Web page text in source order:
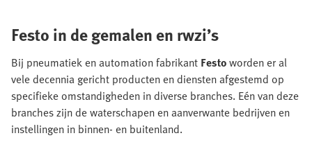
Festo in de gemalen en rwzi’s
Bij pneumatiek en automation fabrikant Festoworden er al
vele decennia gericht producten en diensten afgestemd op
specifieke omstandigheden in diverse branches. Eén van deze
branches zijn de waterschapen en aanverwante bedrijven en
instellingen in binnen- en buitenland.